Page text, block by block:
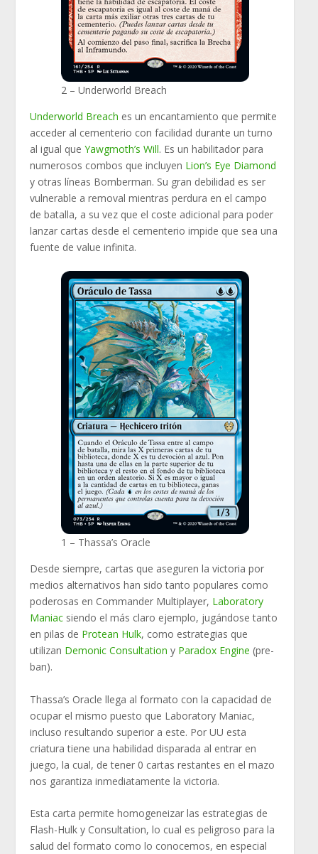
2 – Underworld Breach
Underworld Breach es un encantamiento que permite
acceder al cementerio con facilidad durante un turno
al igual queYawgmoth’s Will. Es un habilitador para
numerosos combos que incluyen Lion’s Eye Diamond
y otras líneas Bomberman. Su gran debilidad es ser
vulnerable a removal mientras perdura en el campo
de batalla, a su vez que el coste adicional para poder
lanzar cartas desde el cementerio impide que sea una
fuente de value infinita.
1 – Thassa’s Oracle
Desde siempre, cartas que aseguren la victoria por
medios alternativos han sido tanto populares como
poderosas en Commander Multiplayer, Laboratory
Maniac siendo el más claro ejemplo, jugándose tanto
en pilas de Protean Hulk, como estrategias que
utilizan Demonic Consultation y Paradox Engine (pre-
ban).
Thassa’s Oracle llega al formato con la capacidad de
ocupar el mismo puesto que Laboratory Maniac,
incluso resultando superior a este. Por UU esta
criatura tiene una habilidad disparada al entrar en
juego, la cual, de tener 0 cartas restantes en el mazo
nos garantiza inmediatamente la victoria.
Esta carta permite homogeneizar las estrategias de
Flash-Hulk y Consultation, lo cual es peligroso para la
salud del formato como lo conocemos, en especial